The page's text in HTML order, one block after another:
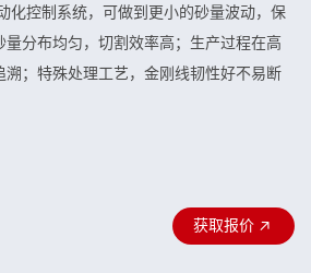
化控制系统，可做到更小的砂量波动，保
分布均匀，切割效率高；生产过程在高
；特殊处理工艺，金刚线韧性好不易断
获取报价